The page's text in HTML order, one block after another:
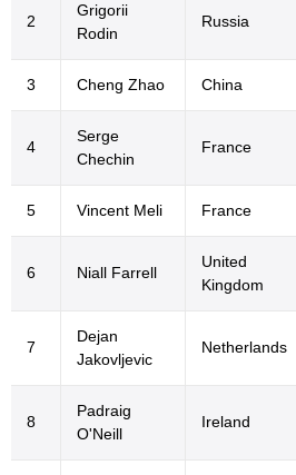
2
Grigorii
Rodin
Russia
3 Cheng Zhao China
4
Serge
Chechin
France
5 Vincent Meli France
6 Niall Farrell
United
Kingdom
7
Dejan
Jakovljevic
Netherlands
8
Padraig
O'Neill
Ireland